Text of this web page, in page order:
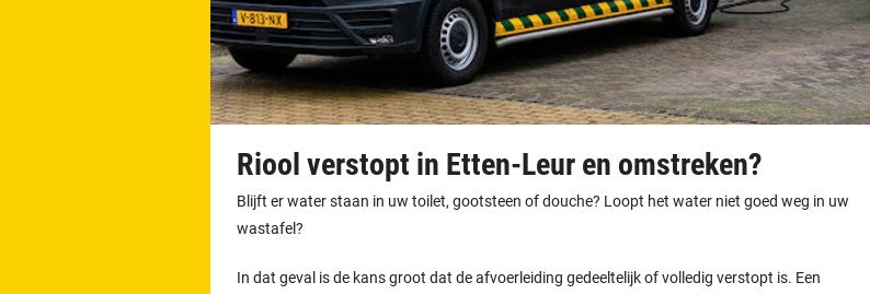
Riool verstopt in Etten-Leur en omstreken?
Blijft er water staan in uw toilet, gootsteen of douche? Loopt het water niet goed weg in uw
wastafel?
In dat geval is de kans groot dat de afvoerleiding gedeeltelijk of volledig verstopt is. Een